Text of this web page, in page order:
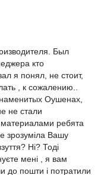
Был
кто
я понял, не стоит,
, к сожалению..
Оушенах,
не стали
ребята
зрозуміла Вашу
Ні? Тоді
мені , я вам
до пошти і потратили